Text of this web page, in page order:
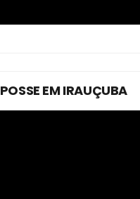
POSSE EM IRAUÇUBA